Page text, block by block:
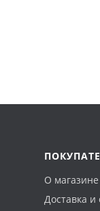
О магазине
Доставка и